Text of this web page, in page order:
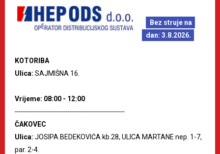
Bez struje na
dan: 3.8.2026.
KOTORIBA
Ulica: SAJMIŠNA 16.
Vrijeme: 08:00 - 12:00
--------------------------------------------------------
ČAKOVEC
Ulica: JOSIPA BEDEKOVIĆA kb.28, ULICA MARTANE nep. 1-7,
par. 2-4.